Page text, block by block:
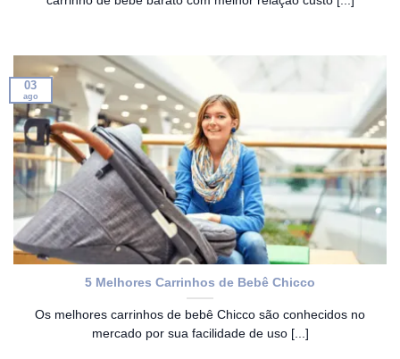
5 Melhores Carrinhos de Bebê Chicco
Os melhores carrinhos de bebê Chicco são conhecidos no
mercado por sua facilidade de uso [...]
03
ago